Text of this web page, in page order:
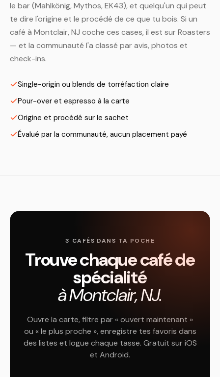
le bar (Mahlkönig, Mythos, EK43), et quelqu'un qui peut
te dire l'origine et le procédé de ce que tu bois. Si un
café à Montclair, NJ coche ces cases, il est sur Roasters
— et la communauté l'a classé par avis, photos et
check-ins.
Single-origin ou blends de torréfaction claire
Pour-over et espresso à la carte
Origine et procédé sur le sachet
Évalué par la communauté, aucun placement payé
3 CAFÉS DANS TA POCHE
Trouve chaque café de
spécialité
à Montclair, NJ.
Ouvre la carte, filtre par « ouvert maintenant »
ou « le plus proche », enregistre tes favoris dans
des listes et logue chaque tasse. Gratuit sur iOS
et Android.